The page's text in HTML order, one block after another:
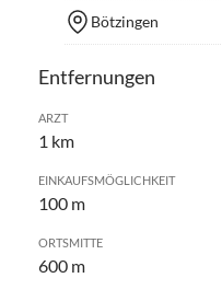
Bötzingen
Entfernungen
ARZT
1 km
EINKAUFSMÖGLICHKEIT
100 m
ORTSMITTE
600 m